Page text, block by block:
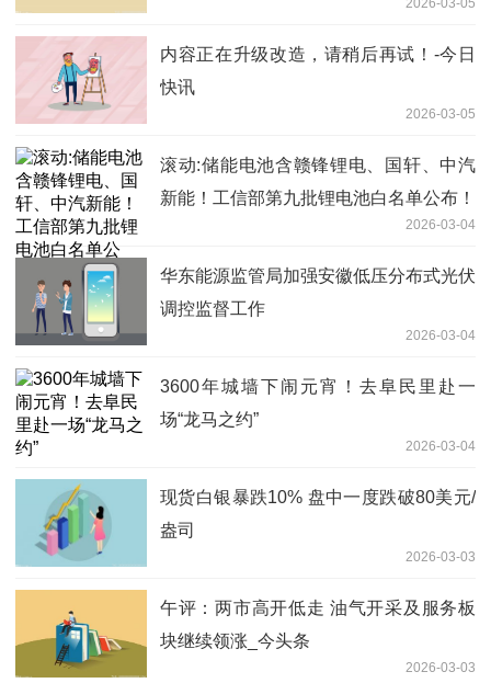
2026-03-05
内容正在升级改造，请稍后再试！-今日
快讯
2026-03-05
滚动:储能电池含赣锋锂电、国轩、中汽
新能！工信部第九批锂电池白名单公布！
2026-03-04
华东能源监管局加强安徽低压分布式光伏
调控监督工作
2026-03-04
3600年城墙下闹元宵！去阜民里赴一
场“龙马之约”
2026-03-04
现货白银暴跌10% 盘中一度跌破80美元/
盎司
2026-03-03
午评：两市高开低走 油气开采及服务板
块继续领涨_今头条
2026-03-03